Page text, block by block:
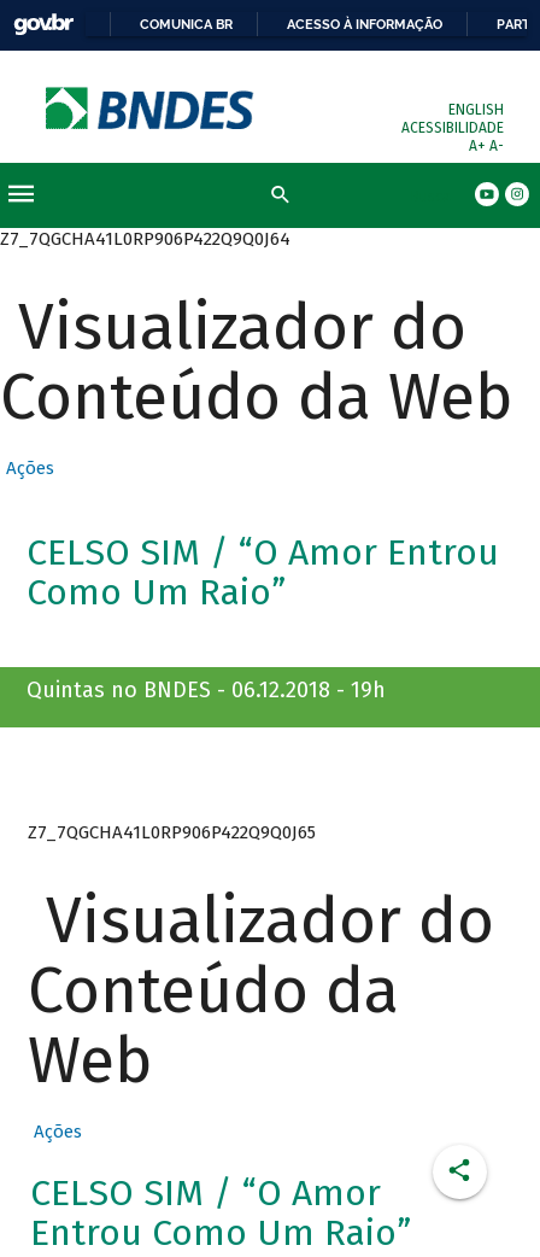
COMUNICA BR ACESSO À INFORMAÇÃO
ENGLISH
ACESSIBILIDADE
A+ A-
Z7_7QGCHA41L0RP906P422Q9Q0J64
Visualizador do
Conteúdo da Web
Ações
CELSO SIM / “O Amor Entrou
Como Um Raio”
Quintas no BNDES - 06.12.2018 - 19h
Z7_7QGCHA41L0RP906P422Q9Q0J65
Visualizador do
Conteúdo da
Web
Ações
CELSO SIM / “O Amor
Entrou Como Um Raio”